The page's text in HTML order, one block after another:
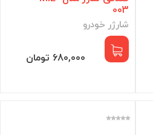
003
شارژر خودرو
680,000 تومان